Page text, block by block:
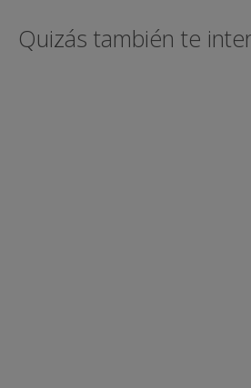
Quizás también te